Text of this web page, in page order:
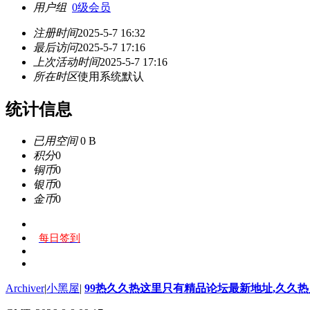
用户组 0级会员
注册时间2025-5-7 16:32
最后访问2025-5-7 17:16
上次活动时间2025-5-7 17:16
所在时区使用系统默认
统计信息
已用空间0 B
积分0
铜币0
银币0
金币0
每日签到
Archiver|小黑屋| 99热久久热这里只有精品论坛最新地址,久久